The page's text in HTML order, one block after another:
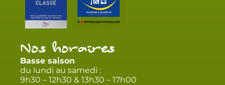
Nos horaires
Basse saison
du lundi au samedi :
9h30 – 12h30 & 13h30 – 17h00